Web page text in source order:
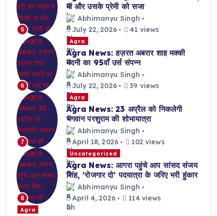
5
मां और उसके प्रेमी को सजा
Abhimanyu Singh
July 22, 2026
41 views
6
Agra
Agra News: हज़रत अबरार शाह मक्की
मदनी का 95वाँ उर्स संपन्न
Abhimanyu Singh
July 22, 2026
39 views
7
Agra
Agra News: 23 अप्रैल को निकलेगी
भगवान परशुराम की शोभायात्रा
Abhimanyu Singh
April 18, 2026
102 views
8
Uncategorized
Agra News: आगरा पहुंचे आप सांसद संजय
सिंह, ‘रोजगार दो’ पदयात्रा के जरिए भरी हुंकार
Abhimanyu Singh
April 4, 2026
114 views
Agra